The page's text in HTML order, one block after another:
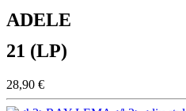
ADELE
21 (LP)
28,90 €